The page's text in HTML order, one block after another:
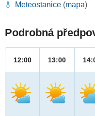
Meteostanice (mapa)
Podrobná
12:00 13:00